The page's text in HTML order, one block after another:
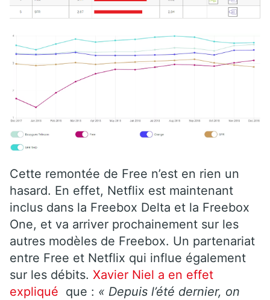
Cette remontée de Free n’est en rien un
hasard. En effet, Netflix est maintenant
inclus dans la Freebox Delta et la Freebox
One, et va arriver prochainement sur les
autres modèles de Freebox. Un partenariat
entre Free et Netflix qui influe également
sur les débits. Xavier Niel a en effet
expliqué que : « Depuis l’été dernier, on